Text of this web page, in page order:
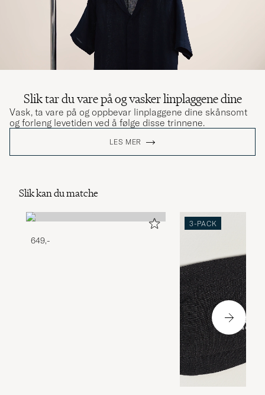
Slik tar du vare på og vasker linplaggene dine
Vask, ta vare på og oppbevar linplaggene dine skånsomt
og forleng levetiden ved å følge disse trinnene.
LES MER
Slik kan du matche
649,-
3-PACK